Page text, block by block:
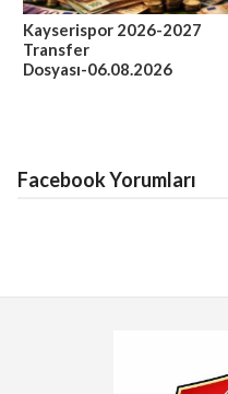
Kayserispor 2026-2027
Transfer
Dosyası-06.08.2026
Facebook Yorumları